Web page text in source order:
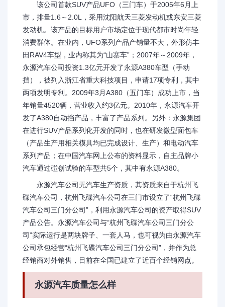
该公司首款SUV产品UFO（三门车）于2005年6月上
市，排量1.6～2.0L，采用沈阳航天三菱发动机或东安三菱
发动机。该产品的目标用户市场定位于现代都市时尚年轻
消费群体。在业内，UFO系列产品产销量不大，外形仿丰
田RAV4车型，业内称其为“山寨车”；2007年～2009年，
永源汽车公司投资1.3亿元开发了永源A380车型（手动
挡），被列入浙江省重大科技项目，申请17项专利，其中
两项发明专利。2009年3月A380（五门车）成功上市，当
年销量4520辆，营业收入约3亿元。2010年，永源汽车开
发了A380自动挡产品，丰富了产品系列。另外：永源集团
在进行SUV产品系列化开发的同时，也在研发微型面包车
（产品生产用相关模具均已完成设计、生产）和电动汽车
系列产品；在中国汽车网上公布的资料显示，自主品牌小
汽车通过碰创试验的车型共5个，其中有永源A380。
永源汽车公司无汽车生产资质，其资质来自于杭州飞
碟汽车公司，杭州飞碟汽车公司在三门市设立了“杭州飞碟
汽车公司三门分公司”，利用永源汽车公司的资产取得SUV
产品公告。永源汽车公司与“杭州飞碟汽车公司三门分公
司”实际运行是两块牌子、一套人马，也可视为由永源汽车
公司承包经营“杭州飞碟汽车公司三门分公司”，并作为总
经销商对外销售，目前在全国已建立了近百个经销网点。
永源汽车质量怎么样